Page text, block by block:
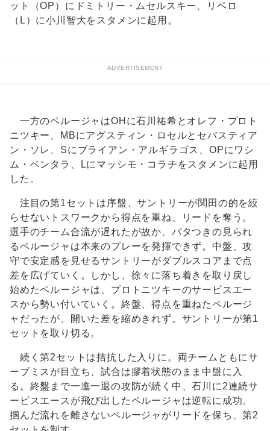
ット（OP）にドミトリー・ムセルスキー、リベロ
（L）に小川智大をスタメンに起用。
ADVERTISEMENT
一方のペルージャはOHに石川祐希とオレフ・プロト
ニツキー、MBにアグスティン・ロセルとセバスティア
ン・ソレ、Sにブライアン・アルギラゴス、OPにワシ
ム・ベンタラ、Lにマッシモ・コラチをスタメンに起用
した。
注目の第1セットは序盤、サントリーが関田の的を絞
らせないトスワークから得点を重ね、リードを奪う。
選手のチーム合流が遅れたが故か、バタつきの見られ
るペルージャは本来のプレーを発揮できず。中盤、攻
守で安定感を見せるサントリーがダブルスコアまで点
差を広げていく。しかし、徐々に落ち着きを取り戻し
始めたペルージャは、プロトニツキーのサービスエー
スから勢い付いていく。終盤、得点を重ねたペルージ
ャだったが、開いた差を縮めきれず。サントリーが第1
セットを取り切る。
続く第2セットは拮抗した入りに。両チームともにサ
ーブミスが目立ち、試合は膠着状態のまま中盤に入
る。終盤まで一進一退の攻防が続く中、石川に2連続サ
ービスエースが飛び出したペルージャは逆転に成功。
掴んだ流れを離さないペルージャがリードを保ち、第2